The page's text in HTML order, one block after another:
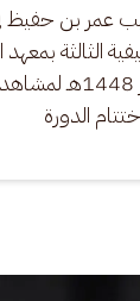
عمر بن
الثالثة بمعهد
ليلة الأحد 5 صفر
الدورة